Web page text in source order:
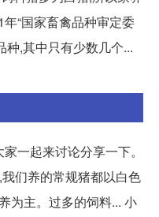
“国家畜禽品种审定委
种,其中只有少数几个...
一起来讨论分享一下。
们养的常规猪都以白色
为主。过多的饲料... 小